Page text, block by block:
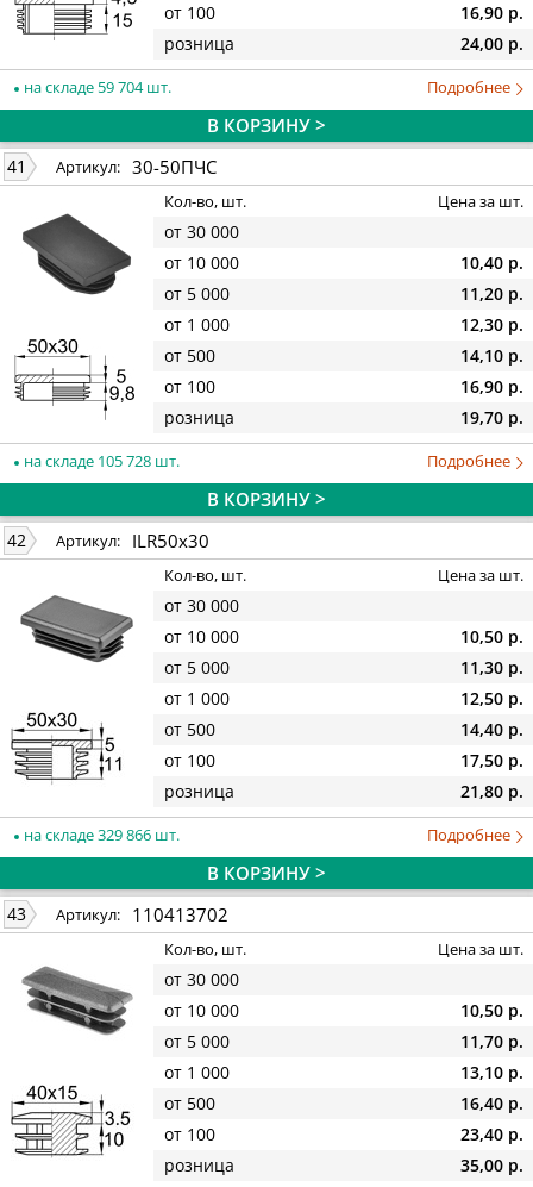
от 100
16,90 р.
розница
24,00 р.
на складе 59 704 шт. Подробнее
В КОРЗИНУ >
41 Артикул: 30-50ПЧС
Кол-во, шт. Цена за шт.
от 30 000
от 10 000
10,40 р.
от 5 000
11,20 р.
от 1 000
12,30 р.
от 500
14,10 р.
от 100
16,90 р.
розница
19,70 р.
на складе 105 728 шт. Подробнее
В КОРЗИНУ >
42 Артикул: ILR50x30
Кол-во, шт. Цена за шт.
от 30 000
от 10 000
10,50 р.
от 5 000
11,30 р.
от 1 000
12,50 р.
от 500
14,40 р.
от 100
17,50 р.
розница
21,80 р.
на складе 329 866 шт. Подробнее
В КОРЗИНУ >
43 Артикул: 110413702
Кол-во, шт. Цена за шт.
от 30 000
от 10 000
10,50 р.
от 5 000
11,70 р.
от 1 000
13,10 р.
от 500
16,40 р.
от 100
23,40 р.
розница
35,00 р.